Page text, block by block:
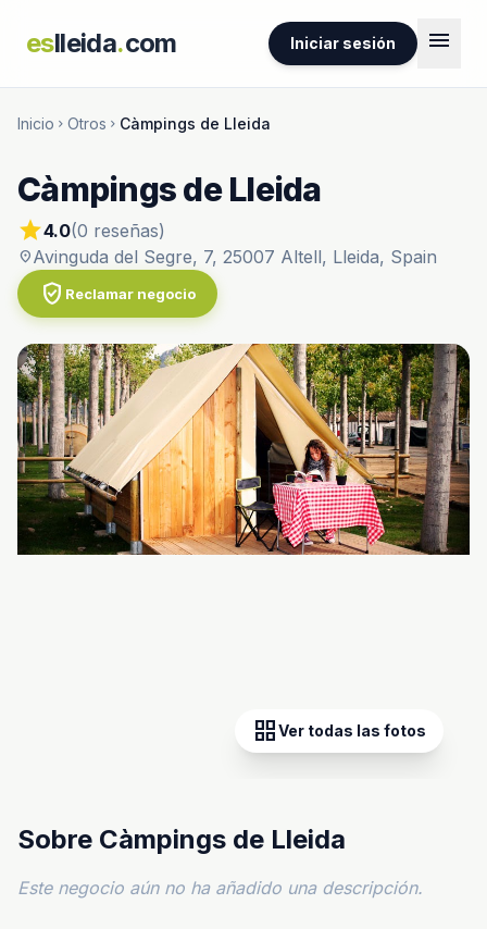
eslleida.com Iniciar sesión menu
Inicio chevron_right Otros chevron_right Càmpings de Lleida
Càmpings de Lleida
star4.0(0 reseñas)
location_onAvinguda del Segre, 7, 25007 Altell, Lleida, Spain
verified_user Reclamar negocio
grid_viewVer todas las fotos
Sobre Càmpings de Lleida
Este negocio aún no ha añadido una descripción.